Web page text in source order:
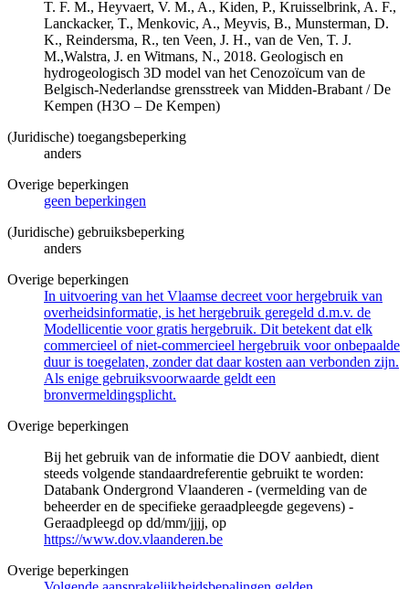
T. F. M., Heyvaert, V. M., A., Kiden, P., Kruisselbrink, A. F.,
Lanckacker, T., Menkovic, A., Meyvis, B., Munsterman, D.
K., Reindersma, R., ten Veen, J. H., van de Ven, T. J.
M.,Walstra, J. en Witmans, N., 2018. Geologisch en
hydrogeologisch 3D model van het Cenozoïcum van de
Belgisch-Nederlandse grensstreek van Midden-Brabant / De
Kempen (H3O – De Kempen)
(Juridische) toegangsbeperking
anders
Overige beperkingen
geen beperkingen
(Juridische) gebruiksbeperking
anders
Overige beperkingen
In uitvoering van het Vlaamse decreet voor hergebruik van
overheidsinformatie, is het hergebruik geregeld d.m.v. de
Modellicentie voor gratis hergebruik. Dit betekent dat elk
commercieel of niet-commercieel hergebruik voor onbepaalde
duur is toegelaten, zonder dat daar kosten aan verbonden zijn.
Als enige gebruiksvoorwaarde geldt een
bronvermeldingsplicht.
Overige beperkingen
Bij het gebruik van de informatie die DOV aanbiedt, dient
steeds volgende standaardreferentie gebruikt te worden:
Databank Ondergrond Vlaanderen - (vermelding van de
beheerder en de specifieke geraadpleegde gegevens) -
Geraadpleegd op dd/mm/jjjj, op
https://www.dov.vlaanderen.be
Overige beperkingen